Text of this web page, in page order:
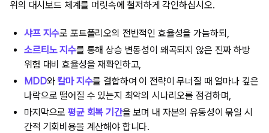
위의 대시보드 체계를 머릿속에 철저하게 각인하십시오.
샤프 지수로 포트폴리오의 전반적인 효율성을 가늠하되,
소르티노 지수를 통해 상승 변동성이 왜곡되지 않은 진짜 하방
위험 대비 효율성을 재확인하고,
MDD와 칼마 지수를 결합하여 이 전략이 무너질 때 얼마나 깊은
나락으로 떨어질 수 있는지 최악의 시나리오를 점검하며,
마지막으로평균 회복 기간을 보며 내 자본의 유동성이 묶일 시
간적 기회비용을 계산해야 합니다.